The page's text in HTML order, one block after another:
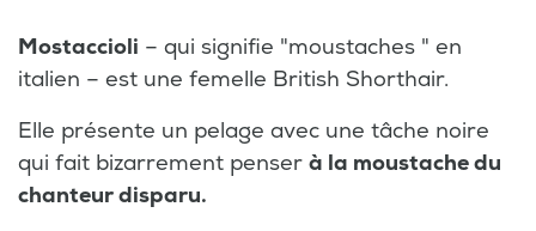
Mostaccioli – qui signifie "moustaches " en
italien – est une femelle British Shorthair.
Elle présente un pelage avec une tâche noire
qui fait bizarrement penser à la moustache du
chanteur disparu.